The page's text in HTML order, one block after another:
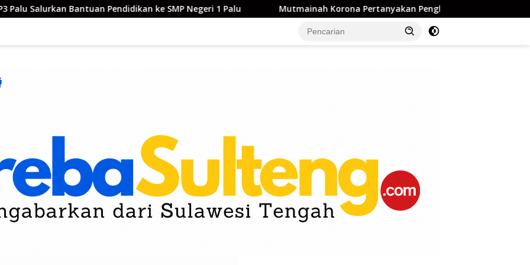
Pendidikan ke SMP Negeri 1 Palu Mutmainah Korona Pertanyakan Penghentian Perkara Dugaan Pencabulan Anak